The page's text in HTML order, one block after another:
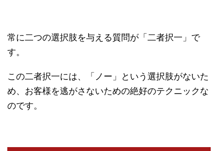
常に二つの選択肢を与える質問が「二者択一」で
す。
この二者択一には、「ノー」という選択肢がないた
め、お客様を逃がさないための絶好のテクニックな
のです。